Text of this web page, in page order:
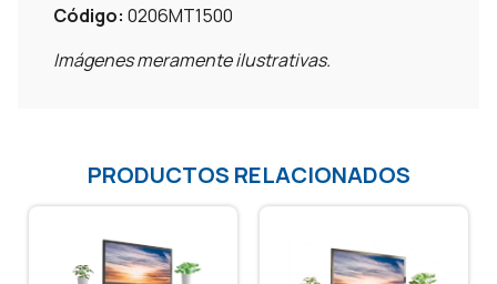
Código: 0206MT1500
Imágenes meramente ilustrativas.
PRODUCTOS RELACIONADOS